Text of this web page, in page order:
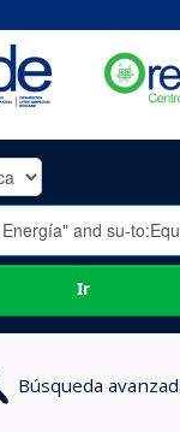
Ir
Búsqueda